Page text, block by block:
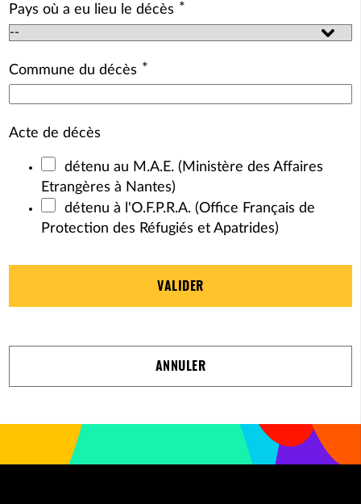
Pays où a eu lieu le décès *
Commune du décès *
Acte de décès
détenu au M.A.E. (Ministère des Affaires
Etrangères à Nantes)
détenu à l'O.F.P.R.A. (Office Français de
Protection des Réfugiés et Apatrides)
VALIDER
ANNULER